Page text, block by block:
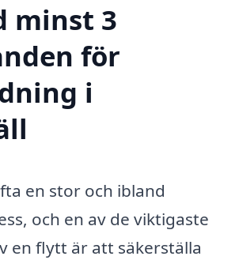
minst 3
för
i
en stor och ibland
och en av de viktigaste
en flytt är att säkerställa